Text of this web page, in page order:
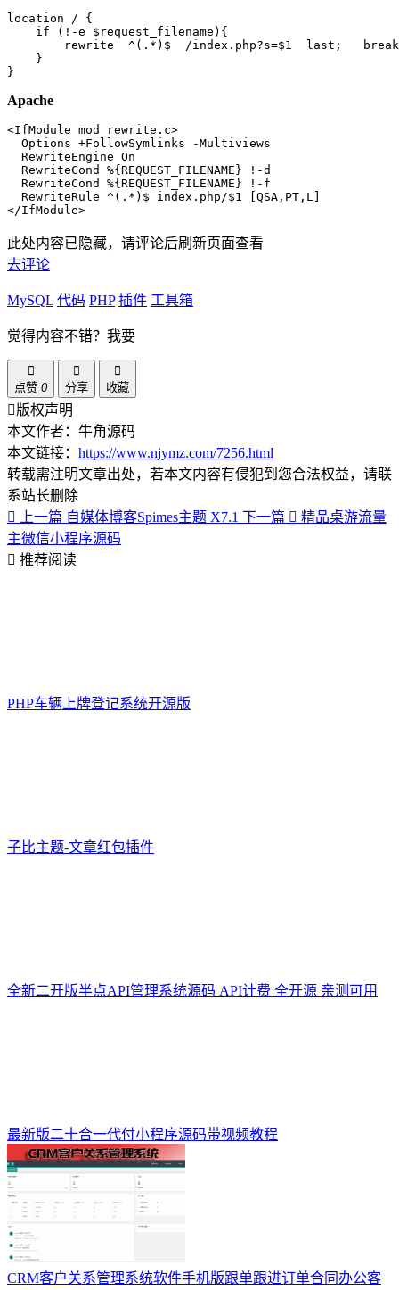
location / {
    if (!-e $request_filename){
rewrite  ^(.*)$  /index.php?s=$1  last;
    }
}
Apache
<IfModule mod_rewrite.c>
  Options +FollowSymlinks -Multiviews
  RewriteEngine On
  RewriteCond %{REQUEST_FILENAME} !-d
  RewriteCond %{REQUEST_FILENAME} !-f
  RewriteRule ^(.*)$ index.php/$1 [QSA,PT,L]
</IfModule>
此处内容已隐藏，请评论后刷新页面查看
去评论
MySQL 代码 PHP 插件 工具箱
觉得内容不错？我要
点赞 0 分享 收藏
版权声明
本文作者：牛角源码
本文链接： https://www.njymz.com/7256.html
转载需注明文章出处，若本文内容有侵犯到您合法权益，请联
系站长删除
上一篇 自媒体博客Spimes主题 X7.1 下一篇
精品桌游流量
主微信小程序源码
推荐阅读
PHP车辆上牌登记系统开源版
子比主题-文章红包插件
全新二开版半点API管理系统源码 API计费 全开源 亲测可用
最新版二十合一代付小程序源码带视频教程
CRM客户关系管理系统软件手机版跟单跟进订单合同办公客